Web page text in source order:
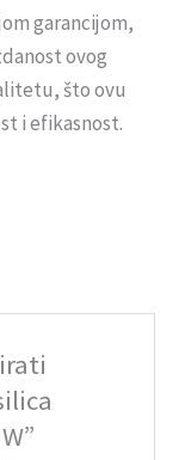
garancijom,
ovog
što ovu
i efikasnost.